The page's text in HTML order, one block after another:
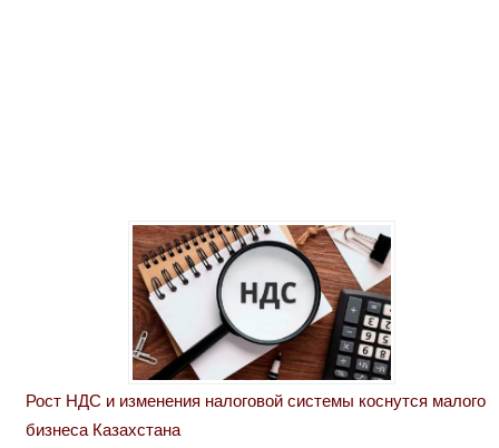
Рост НДС и изменения налоговой системы коснутся малого
бизнеса Казахстана